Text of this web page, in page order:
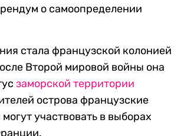
о самоопределении
стала французской колонией
Второй мировой войны она
заморской территории
острова французские
участвовать в выборах